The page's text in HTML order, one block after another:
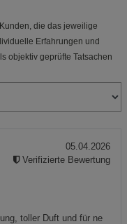
die das jeweilige
Erfahrungen und
objektiv geprüfte Tatsachen
toller Duft und für ne
05.04.2026
Verifizierte Bewertung